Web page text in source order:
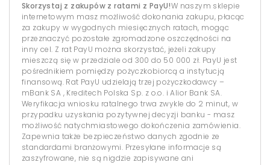
Skorzystaj z zakupów z ratami z PayU!W naszym sklepie
internetowym masz możliwość dokonania zakupu, płacąc
za zakupy w wygodnych miesięcznych ratach, mogąc
przeznaczyć pozostałe zgromadzone oszczędności na
inny cel. Z rat PayU można skorzystać, jeżeli zakupy
mieszczą się w przedziale od 300 do 50 000 zł. PayU jest
pośrednikiem pomiędzy pożyczkobiorcą a instytucją
finansową. Rat PayU udzielają trzej pożyczkodawcy –
mBank SA , Kreditech Polska Sp. z o.o. i Alior Bank SA.
Weryfikacja wniosku ratalnego trwa zwykle do 2 minut, w
przypadku uzyskania pozytywnej decyzji banku - masz
możliwość natychmiastowego dokończenia zamówienia.
Zapewnia także bezpieczeństwo danych zgodnie ze
standardami branżowymi. Przesyłane informacje są
zaszyfrowane, nie są nigdzie zapisywane ani